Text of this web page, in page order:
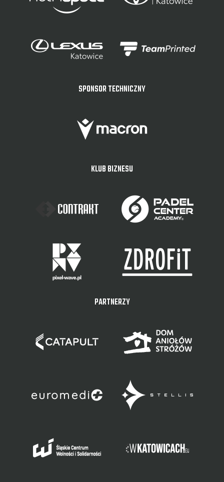
SPONSOR TECHNICZNY
KLUB BIZNESU
PARTNERZY